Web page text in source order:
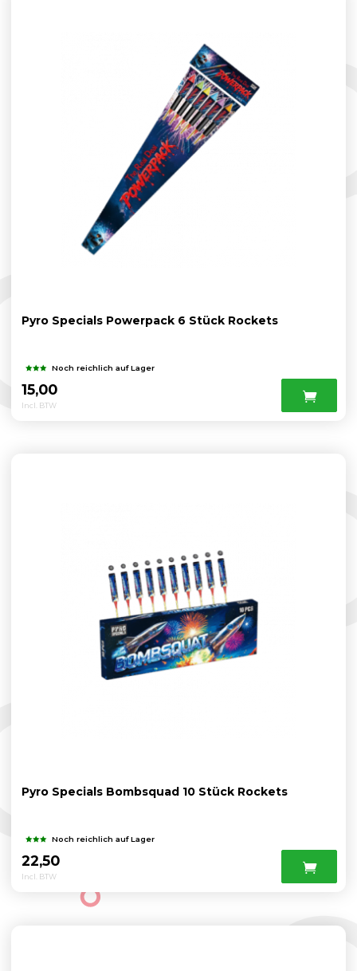
Pyro Specials Powerpack 6 Stück Rockets
Noch reichlich auf Lager
15,00
Incl. BTW
Pyro Specials Bombsquad 10 Stück Rockets
Noch reichlich auf Lager
22,50
Incl. BTW